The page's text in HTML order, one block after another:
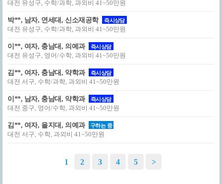
대전 유성구, 수학/과학, 과외비 41~50만원
박**, 남자, 연세대, 신소재공학 즉시상담
대전 유성구, 수학/과학, 과외비 41~50만원
이**, 여자, 충남대, 의예과 즉시상담
대전 유성구, 영어/수학, 과외비 41~50만원
김**, 여자, 충남대, 약학과 즉시상담
대전 서구, 수학/과학, 과외비 41~50만원
이**, 남자, 충남대, 약학과 즉시상담
대전 중구, 영어/수학, 과외비 41~50만원
김**, 여자, 을지대, 의예과 구하는 중
대전 서구, 수학, 과외비 41~50만원
1 2 3 4 5 >